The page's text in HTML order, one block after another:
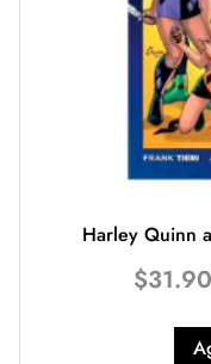
Harley Quinn
$